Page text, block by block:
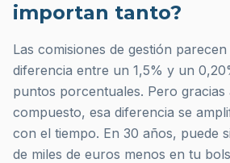
importan tanto?
Las comisiones de gestión
diferencia entre un 1,5% y un
puntos porcentuales. Pero gracias
compuesto, esa diferencia se
con el tiempo. En 30 años, puede
de miles de euros menos en tu